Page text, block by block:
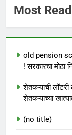
Most Read
old pension
! सरकारचा मोठा
शेतकऱ्यांची
शेतकऱ्याच्या
(no title)